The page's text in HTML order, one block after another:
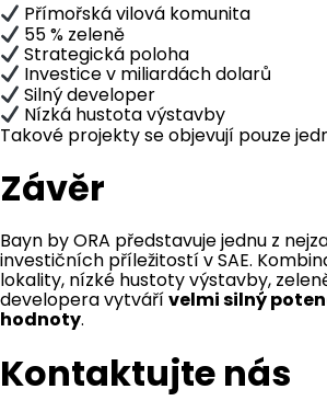
Přímořská vilová komunita
55 % zeleně
Strategická poloha
Investice v miliardách dolarů
Silný developer
Nízká hustota výstavby
Takové projekty se objevují pouze
Závěr
Bayn by ORA představuje jednu z
investičních příležitostí v SAE.
lokality, nízké hustoty výstavby,
developera vytvářívelmi silný
hodnoty.
Kontaktujte nás